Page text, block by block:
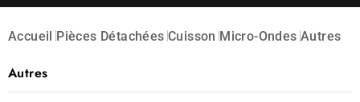
Accueil Pièces Détachées Cuisson Micro-Ondes Autres
Autres